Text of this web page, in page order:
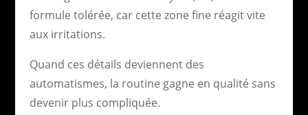
formule tolérée, car cette zone fine réagit vite
aux irritations.
Quand ces détails deviennent des
automatismes, la routine gagne en qualité sans
devenir plus compliquée.